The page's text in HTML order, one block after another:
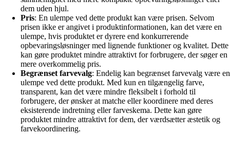
dem uden hjul.
Pris: En ulempe ved dette produkt kan være prisen. Selvom
prisen ikke er angivet i produktinformationen, kan det være en
ulempe, hvis produktet er dyrere end konkurrerende
opbevaringsløsninger med lignende funktioner og kvalitet. Dette
kan gøre produktet mindre attraktivt for forbrugere, der søger en
mere overkommelig pris.
Begrænset farvevalg: Endelig kan begrænset farvevalg være en
ulempe ved dette produkt. Med kun en tilgængelig farve,
transparent, kan det være mindre fleksibelt i forhold til
forbrugere, der ønsker at matche eller koordinere med deres
eksisterende indretning eller farveskema. Dette kan gøre
produktet mindre attraktivt for dem, der værdsætter æstetik og
farvekoordinering.